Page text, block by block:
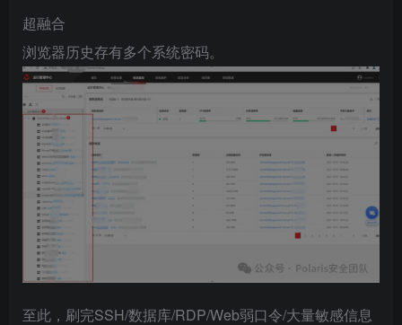
超融合
浏览器历史存有多个系统密码。
至此，刷完SSH/数据库/RDP/Web弱口令/大量敏感信息